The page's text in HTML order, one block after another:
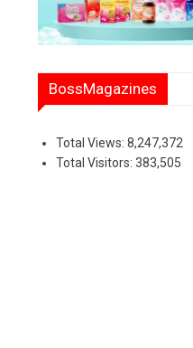
BossMagazines
Total Views:8,247,372
Total Visitors:383,505